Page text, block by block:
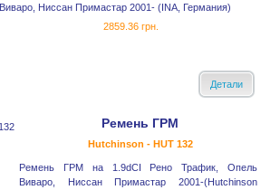
Виваро, Ниссан Примастар 2001- (INA, Германия)
2859.36 грн.
Детали
Ремень ГРМ
Hutchinson - HUT 132
Ремень ГРМ на 1.9dCI Рено Трафик, Опель
Виваро, Ниссан Примастар 2001-(Hutchinson